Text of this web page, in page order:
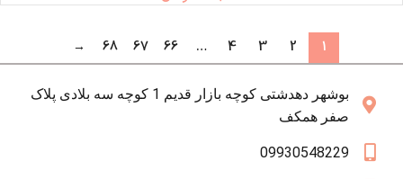
1
2
3
4
…
66
67
68
→
بوشهر دهدشتی کوچه بازار قدیم 1 کوچه سه بلادی پلاک
صفر همکف
09930548229